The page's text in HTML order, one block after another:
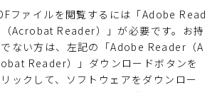
ファイルを閲覧するには「Adobe Read
Acrobat Reader）」が必要です。お持
ない方は、左記の「Adobe Reader（A
Reader）」ダウンロードボタンを
ックして、ソフトウェアをダウンロー